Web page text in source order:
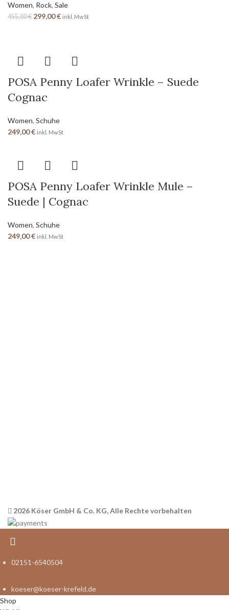
Women, Rock, Sale
455,00€ 299,00€ inkl. MwSt
POSA Penny Loafer Wrinkle – Suede
Cognac
Women, Schuhe
249,00€ inkl. MwSt
POSA Penny Loafer Wrinkle Mule –
Suede | Cognac
Women, Schuhe
249,00€ inkl. MwSt
2026 Köser GmbH & Co. KG, Alle Rechte vorbehalten
02151-6540504
koeser@koeser-krefeld.de
Shop